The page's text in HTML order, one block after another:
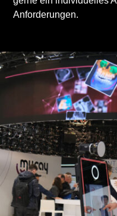
Anforderungen.